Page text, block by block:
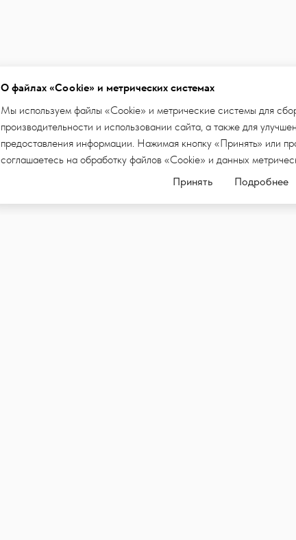
О файлах «Cookie» и метрических системах
Мы используем файлы «Cookie» и метрические системы для
производительности и использовании сайта, а также для
предоставления информации. Нажимая кнопку «Принять» или
соглашаетесь на обработку файлов «Cookie» и данных
Принять
Подробнее